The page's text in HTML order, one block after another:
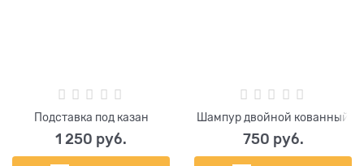
Подставка под казан
1 250 руб.
Шампур двойной кованный
750 руб.